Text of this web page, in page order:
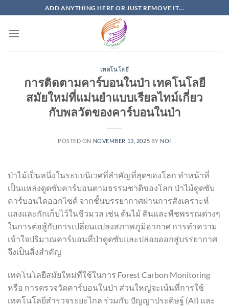
to
content
ADD ANYTHING HERE OR JUST REMOVE IT...
เทคโนโลยี
การติดตามคาร์บอนในป่า เทคโนโลยี
สมัยใหม่ที่แม่นยำแบบเรียลไทม์เกี่ยว
กับพลวัตของคาร์บอนในป่า
POSTED ON NOVEMBER 13, 2025 BY NOI
ป่าไม้เป็นหนึ่งในระบบนิเวศที่สำคัญที่สุดของโลก ทำหน้าที่
เป็นแหล่งดูดซับคาร์บอนตามธรรมชาติของโลก ป่าไม้ดูดซับ
คาร์บอนไดออกไซด์ จากชั้นบรรยากาศผ่านการสังเคราะห์
แสงและกักเก็บไว้ในชีวมวล เช่น ต้นไม้ ดินและพืชพรรณต่างๆ
ในการต่อสู้กับการเปลี่ยนแปลงสภาพภูมิอากาศ การทำความ
เข้าใจปริมาณคาร์บอนที่ป่าดูดซับและปล่อยออกสู่บรรยากาศ
จึงเป็นสิ่งสำคัญ
เทคโนโลยีสมัยใหม่ที่ใช้ในการ Forest Carbon Monitoring
หรือ การตรวจวัดคาร์บอนในป่า ส่วนใหญ่จะเน้นที่การใช้
เทคโนโลยีสำรวจระยะไกล ร่วมกับ ปัญญาประดิษฐ์ (AI) และ